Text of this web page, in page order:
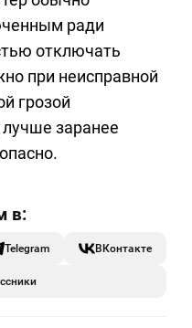
ради
отключать
при неисправной
грозой
заранее
Telegram ВКонтакте